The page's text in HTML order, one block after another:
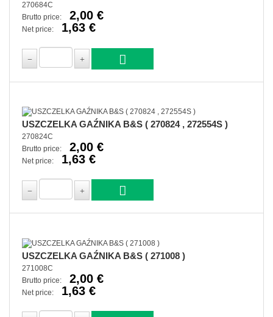
270684C
Brutto price:
2,00 €
Net price: 1,63 €
USZCZELKA GAŹNIKA B&S ( 270824 , 272554S )
270824C
Brutto price:
2,00 €
Net price: 1,63 €
USZCZELKA GAŹNIKA B&S ( 271008 )
271008C
Brutto price:
2,00 €
Net price: 1,63 €